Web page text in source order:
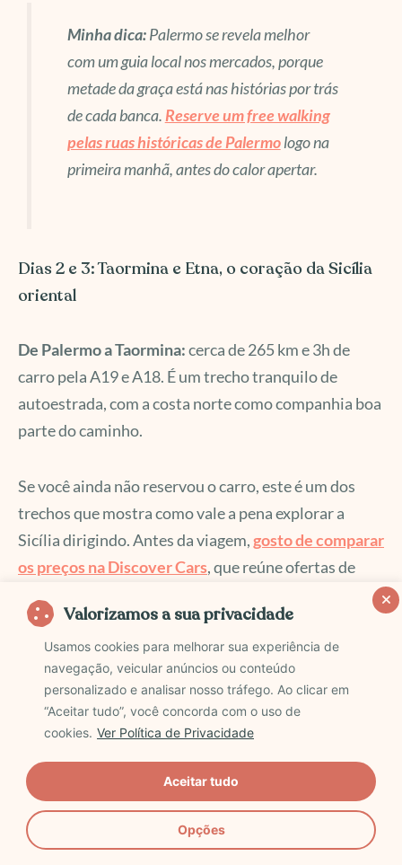
Valorizamos a sua privacidade
Usamos cookies para melhorar sua experiência de
navegação, veicular anúncios ou conteúdo
personalizado e analisar nosso tráfego. Ao clicar em
“Aceitar tudo”, você concorda com o uso de
cookies. Ver Política de Privacidade
Opções
Aceitar tudo
Minha dica:Palermo se revela melhor
com um guia local nos mercados, porque
metade da graça está nas histórias por trás
de cada banca. Reserve um free walking
pelas ruas históricas de Palermologo na
primeira manhã, antes do calor apertar.
Dias 2 e 3: Taormina e Etna, o coração da Sicília
oriental
De Palermo a Taormina:cerca de 265 km e 3h de
carro pela A19 e A18. É um trecho tranquilo de
autoestrada, com a costa norte como companhia boa
parte do caminho.
Se você ainda não reservou o carro, este é um dos
trechos que mostra como vale a pena explorar a
Sicília dirigindo. Antes da viagem,gosto de comparar
os preços naDiscover Cars, que reúne ofertas de
diferentes locadoras e facilita encontrar boas opções
para percorrer a ilha com mais liberdade.
Taormina é a cidade mais fotografada da Sicília, e não
é à toa. O Teatro Antico, construído pelos gregos no
século III a.C. e ampliado pelos romanos, fica numa
Jônico. Você sente o vento quente do vulcão
enquanto olha para as ruínas. É um dos poucos
lugares onde paisagem e história se somam sem que